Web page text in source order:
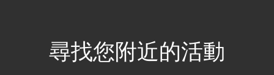
尋找您附近的活動